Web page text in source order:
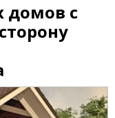
домов с